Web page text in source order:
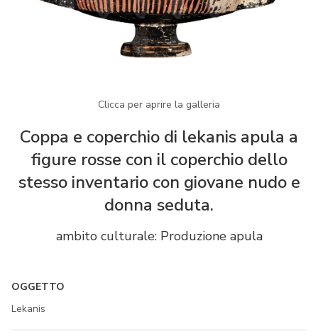
Clicca per aprire la galleria
Coppa e coperchio di lekanis apula a
figure rosse con il coperchio dello
stesso inventario con giovane nudo e
donna seduta.
ambito culturale: Produzione apula
OGGETTO
Lekanis